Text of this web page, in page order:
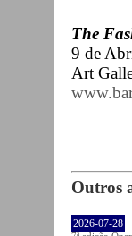
The
9 de
Art
Outros
2026-07-28